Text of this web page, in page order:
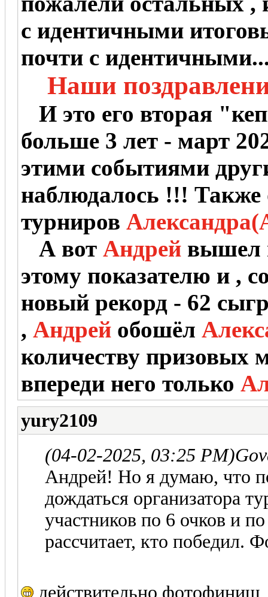
с идентичными
почти с
Наши
И это его вторая
больше 3 лет - март
этими событиями
наблюдалось !!! Также
турниров
А вот Андрей вышел
этому показателю и ,
новый рекорд - 62
, Андрей обошёл
количеству призовых
впереди него только
yury2109
(04-02-2025, 03:25 PM)
Андрей! Но я думаю, что
дождаться организатора
участников по 6 очков и
рассчитает, кто
действительно фотофиниш